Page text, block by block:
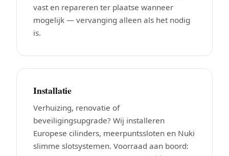
vast en repareren ter plaatse wanneer
mogelijk — vervanging alleen als het nodig
is.
Installatie
Verhuizing, renovatie of
beveiligingsupgrade? Wij installeren
Europese cilinders, meerpuntssloten en Nuki
slimme slotsystemen. Voorraad aan boord: